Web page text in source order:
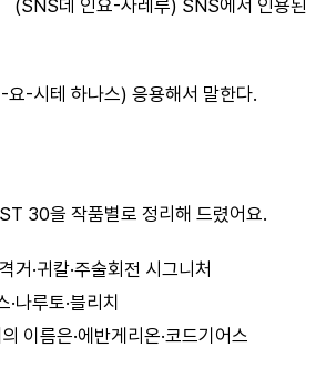
(SNS데 인요-사레루) SNS에서 인용된
요-시테 하나스) 응용해서 말한다.
30을 작품별로 정리해 드렸어요.
거·귀칼·주술회전 시그니처
·나루토·블리치
이름은·에반게리온·코드기어스